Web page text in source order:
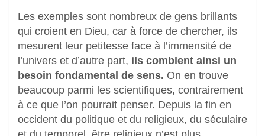
Les exemples sont nombreux de gens brillants
qui croient en Dieu, car à force de chercher, ils
mesurent leur petitesse face à l’immensité de
l’univers et d’autre part, ils comblent ainsi un
besoin fondamental de sens. On en trouve
beaucoup parmi les scientifiques, contrairement
à ce que l’on pourrait penser. Depuis la fin en
occident du politique et du religieux, du séculaire